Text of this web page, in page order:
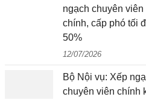
ngạch chuyên viên
chính, cấp phó tối
50%
12/07/2026
Bộ Nội vụ: Xếp
chuyên viên chính